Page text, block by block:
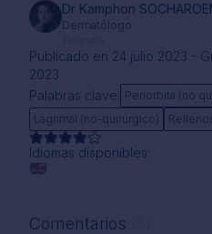
Dr Kamphon
Dermatólogo
Publicado en 24 julio 2023 -
2023
Palabras clave: Periorbita (no
Lagrimal (no-quirúrgico)
Idiomas disponibles:
Comentarios